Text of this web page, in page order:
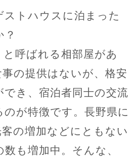
ストハウスに泊まった
と呼ばれる相部屋があ
の提供はないが、格安
き、宿泊者同士の交流
が特徴です。長野県に
の増加などにともない
も増加中。そんな、